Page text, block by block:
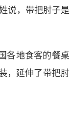
说，带把肘子是
各地食客的餐桌
，延伸了带把肘